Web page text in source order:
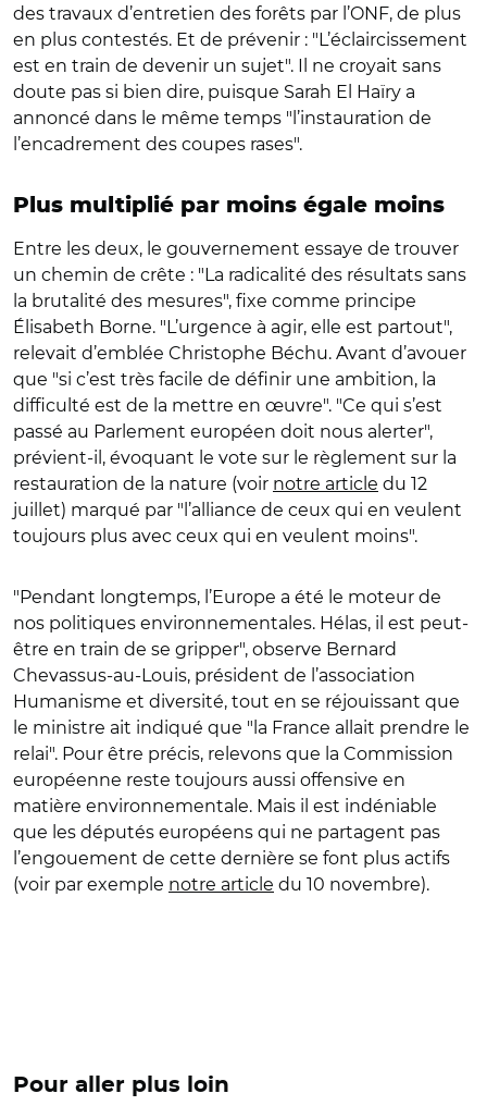
des travaux d’entretien des forêts par l’ONF, de plus
en plus contestés. Et de prévenir : "L’éclaircissement
est en train de devenir un sujet". Il ne croyait sans
doute pas si bien dire, puisque Sarah El Haïry a
annoncé dans le même temps "l’instauration de
l’encadrement des coupes rases".
Plus multiplié par moins égale moins
Entre les deux, le gouvernement essaye de trouver
un chemin de crête : "La radicalité des résultats sans
la brutalité des mesures", fixe comme principe
Élisabeth Borne. "L’urgence à agir, elle est partout",
relevait d’emblée Christophe Béchu. Avant d’avouer
que "si c’est très facile de définir une ambition, la
difficulté est de la mettre en œuvre". "Ce qui s’est
passé au Parlement européen doit nous alerter",
prévient-il, évoquant le vote sur le règlement sur la
restauration de la nature (voir notre article du 12
juillet) marqué par "l’alliance de ceux qui en veulent
toujours plus avec ceux qui en veulent moins".
"Pendant longtemps, l’Europe a été le moteur de
nos politiques environnementales. Hélas, il est peut-
être en train de se gripper", observe Bernard
Chevassus-au-Louis, président de l’association
Humanisme et diversité, tout en se réjouissant que
le ministre ait indiqué que "la France allait prendre le
relai". Pour être précis, relevons que la Commission
européenne reste toujours aussi offensive en
matière environnementale. Mais il est indéniable
que les députés européens qui ne partagent pas
l’engouement de cette dernière se font plus actifs
(voir par exemple notre article du 10 novembre).
Pour aller plus loin